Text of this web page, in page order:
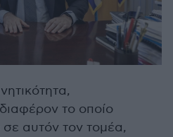
το οποίο
σε αυτόν τον τομέα,